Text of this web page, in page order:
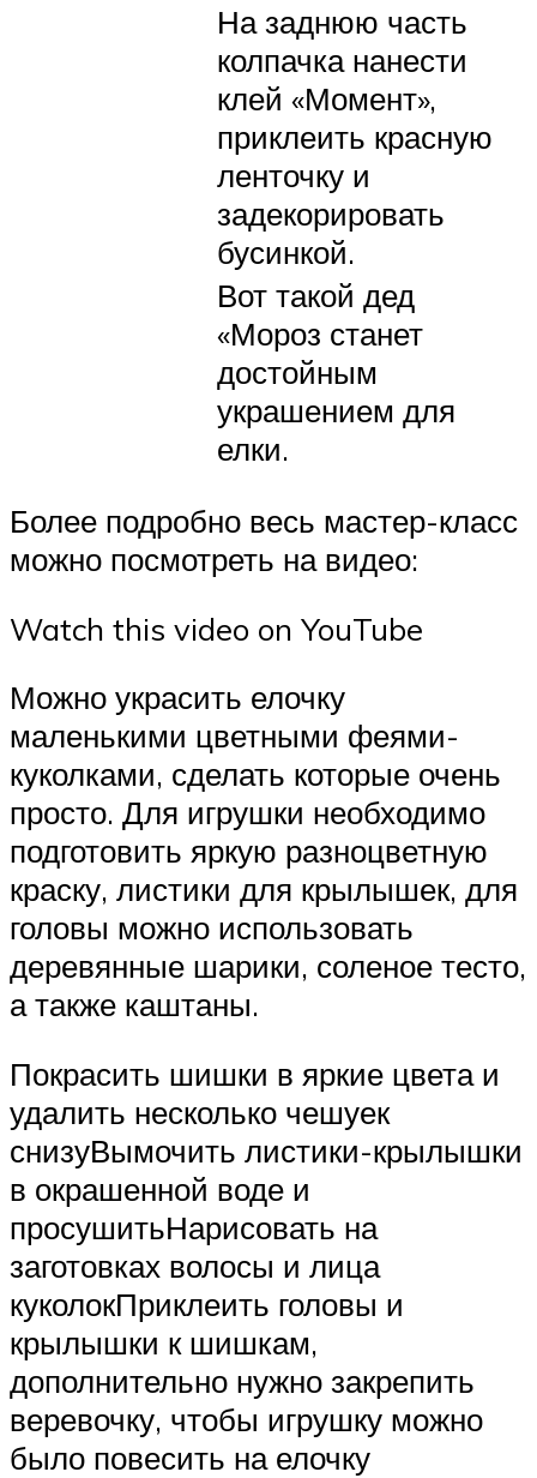
На заднюю часть
колпачка нанести
клей «Момент»,
приклеить красную
ленточку и
задекорировать
бусинкой.
Вот такой дед
«Мороз станет
достойным
украшением для
елки.
Более подробно весь мастер-класс
можно посмотреть на видео:
Watch this video on YouTube
Можно украсить елочку
маленькими цветными феями-
куколками, сделать которые очень
просто. Для игрушки необходимо
подготовить яркую разноцветную
краску, листики для крылышек, для
головы можно использовать
деревянные шарики, соленое тесто,
а также каштаны.
Покрасить шишки в яркие цвета и
удалить несколько чешуек
снизуВымочить листики-крылышки
в окрашенной воде и
просушитьНарисовать на
заготовках волосы и лица
куколокПриклеить головы и
крылышки к шишкам,
дополнительно нужно закрепить
веревочку, чтобы игрушку можно
было повесить на елочку